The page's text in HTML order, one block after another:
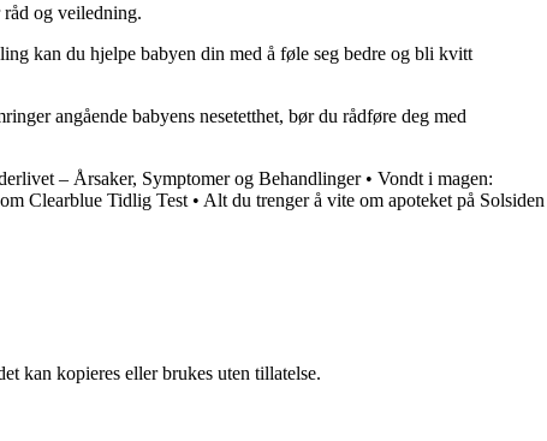
og veiledning.
kan du hjelpe babyen din med å føle seg bedre og bli kvitt
angående babyens nesetetthet, bør du rådføre deg med
– Årsaker, Symptomer og Behandlinger• Vondt i magen:
Clearblue Tidlig Test • Alt du trenger å vite om apoteket på Solsiden
kan kopieres eller brukes uten tillatelse.